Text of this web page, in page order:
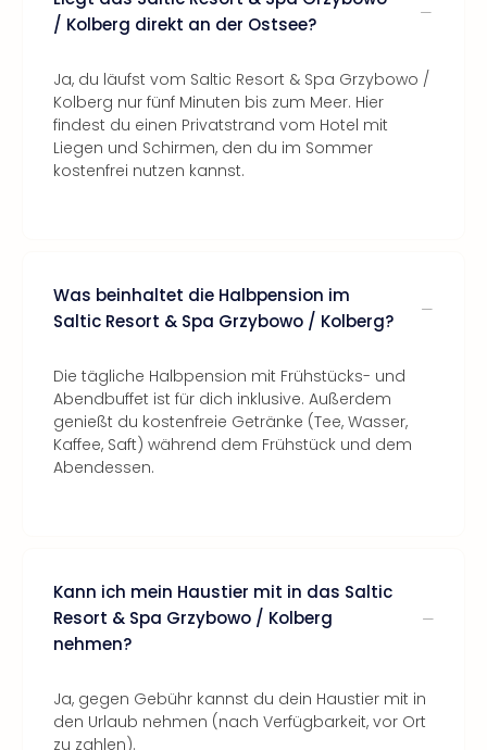
/ Kolberg direkt an der Ostsee?
Ja, du läufst vom Saltic Resort & Spa Grzybowo /
Kolberg nur fünf Minuten bis zum Meer. Hier
findest du einen Privatstrand vom Hotel mit
Liegen und Schirmen, den du im Sommer
kostenfrei nutzen kannst.
Was beinhaltet die Halbpension im
Saltic Resort & Spa Grzybowo / Kolberg?
Die tägliche Halbpension mit Frühstücks- und
Abendbuffet ist für dich inklusive. Außerdem
genießt du kostenfreie Getränke (Tee, Wasser,
Kaffee, Saft) während dem Frühstück und dem
Abendessen.
Kann ich mein Haustier mit in das Saltic
Resort & Spa Grzybowo / Kolberg
nehmen?
Ja, gegen Gebühr kannst du dein Haustier mit in
den Urlaub nehmen (nach Verfügbarkeit, vor Ort
zu zahlen).